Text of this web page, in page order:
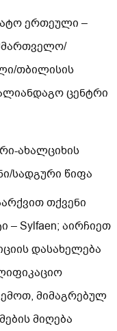
ერთეული –
თბილისის
ცენტრი
ახალციხის
სადგური წიფა
თქვენი
– Sylfaen; აირჩიეთ
დასახელება
მიმაგრებულ
მიღება